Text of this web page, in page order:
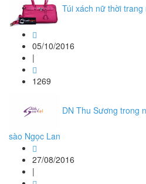
Túi xách nữ thời trang
05/10/2016
|
1269
DN Thu Sương trong
sào Ngọc Lan
27/08/2016
|